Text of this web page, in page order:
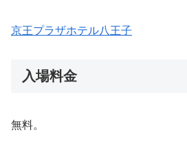
京王プラザホテル八王子
入場料金
無料。